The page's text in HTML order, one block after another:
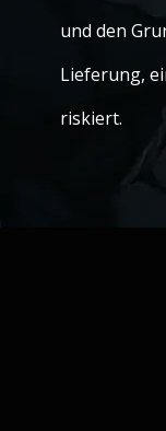
und den
Lieferung,
riskiert.